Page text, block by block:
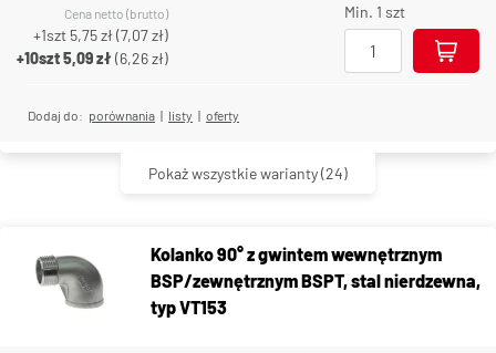
Cena netto (brutto)
+1szt 5,75 zł(7,07 zł)
+10szt5,09 zł(6,26 zł)
Min. 1 szt
Dodaj do: porównania | listy | oferty
Pokaż wszystkie warianty(24)
Kolanko 90° z gwintem wewnętrznym
BSP/zewnętrznym BSPT, stal nierdzewna,
typ VT153